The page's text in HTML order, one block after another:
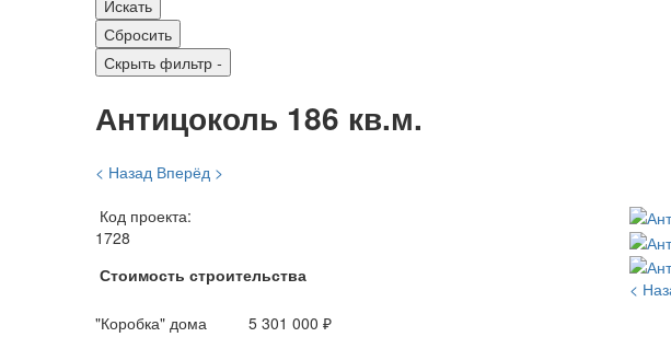
Скрыть фильтр -
Антицоколь 186 кв.м.
< Назад Вперёд >
Код проекта:
1728
Стоимость строительства
"Коробка" дома
5 301 000 ₽
<